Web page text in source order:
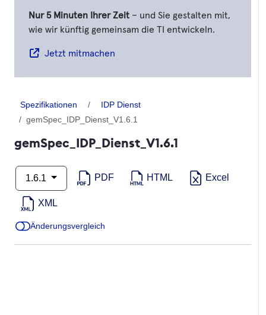
Nur 5 Minuten Ihrer Zeit – und Sie gestalten mit,
wie wir künftig gemeinsam die TI entwickeln.
Jetzt mitmachen
Spezifikationen
IDP Dienst
gemSpec_IDP_Dienst_V1.6.1
gemSpec_IDP_Dienst_V1.6.1
1.6.1 PDF HTML Excel
XML
Änderungsvergleich